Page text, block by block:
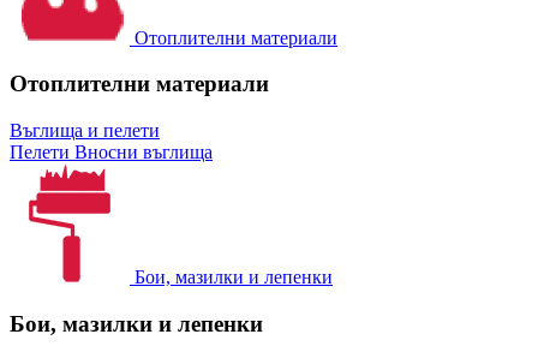
Отоплителни материали
Отоплителни материали
Въглища и пелети
Пелети Вносни въглища
Бои, мазилки и лепенки
Бои, мазилки и лепенки